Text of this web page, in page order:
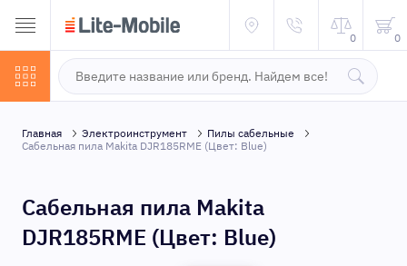
0 0
Главная Электроинструмент
Пилы сабельные
Сабельная пила Makita DJR185RME (Цвет: Blue)
Сабельная пила Makita
DJR185RME (Цвет: Blue)